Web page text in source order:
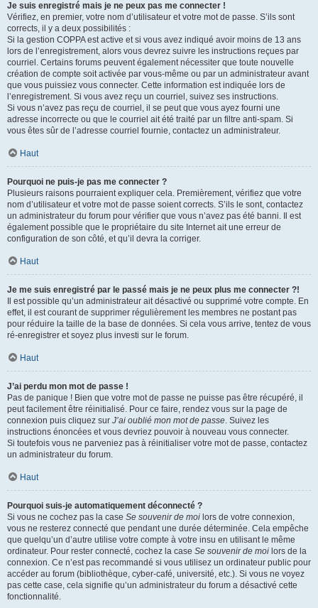
Je suis enregistré mais je ne peux pas me connecter !
Vérifiez, en premier, votre nom d’utilisateur et votre mot de passe. S’ils sont
corrects, il y a deux possibilités :
Si la gestion COPPA est active et si vous avez indiqué avoir moins de 13 ans
lors de l’enregistrement, alors vous devrez suivre les instructions reçues par
courriel. Certains forums peuvent également nécessiter que toute nouvelle
création de compte soit activée par vous-même ou par un administrateur avant
que vous puissiez vous connecter. Cette information est indiquée lors de
l’enregistrement. Si vous avez reçu un courriel, suivez ses instructions.
Si vous n’avez pas reçu de courriel, il se peut que vous ayez fourni une
adresse incorrecte ou que le courriel ait été traité par un filtre anti-spam. Si
vous êtes sûr de l’adresse courriel fournie, contactez un administrateur.
Haut
Pourquoi ne puis-je pas me connecter ?
Plusieurs raisons pourraient expliquer cela. Premièrement, vérifiez que votre
nom d’utilisateur et votre mot de passe soient corrects. S’ils le sont, contactez
un administrateur du forum pour vérifier que vous n’avez pas été banni. Il est
également possible que le propriétaire du site Internet ait une erreur de
configuration de son côté, et qu’il devra la corriger.
Haut
Je me suis enregistré par le passé mais je ne peux plus me connecter ?!
Il est possible qu’un administrateur ait désactivé ou supprimé votre compte. En
effet, il est courant de supprimer régulièrement les membres ne postant pas
pour réduire la taille de la base de données. Si cela vous arrive, tentez de vous
ré-enregistrer et soyez plus investi sur le forum.
Haut
J’ai perdu mon mot de passe !
Pas de panique ! Bien que votre mot de passe ne puisse pas être récupéré, il
peut facilement être réinitialisé. Pour ce faire, rendez vous sur la page de
connexion puis cliquez sur J’ai oublié mon mot de passe. Suivez les
instructions énoncées et vous devriez pouvoir à nouveau vous connecter.
Si toutefois vous ne parveniez pas à réinitialiser votre mot de passe, contactez
un administrateur du forum.
Haut
Pourquoi suis-je automatiquement déconnecté ?
Si vous ne cochez pas la case Se souvenir de moi lors de votre connexion,
vous ne resterez connecté que pendant une durée déterminée. Cela empêche
que quelqu’un d’autre utilise votre compte à votre insu en utilisant le même
ordinateur. Pour rester connecté, cochez la case Se souvenir de moi lors de la
connexion. Ce n’est pas recommandé si vous utilisez un ordinateur public pour
accéder au forum (bibliothèque, cyber-café, université, etc.). Si vous ne voyez
pas cette case, cela signifie qu’un administrateur du forum a désactivé cette
fonctionnalité.